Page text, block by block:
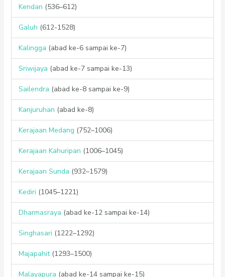
Kendan (536–612)
Galuh (612-1528)
Kalingga (abad ke-6 sampai ke-7)
Sriwijaya (abad ke-7 sampai ke-13)
Sailendra (abad ke-8 sampai ke-9)
Kanjuruhan (abad ke-8)
Kerajaan Medang (752–1006)
Kerajaan Kahuripan (1006–1045)
Kerajaan Sunda (932–1579)
Kediri (1045–1221)
Dharmasraya (abad ke-12 sampai ke-14)
Singhasari (1222–1292)
Majapahit(1293–1500)
Malayapura (abad ke-14 sampai ke-15)